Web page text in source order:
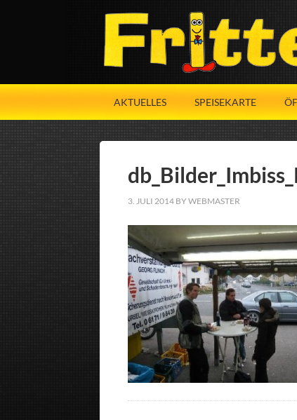
AKTUELLES SPEISEKARTE
3. JULI 2014 BY WEBMASTER